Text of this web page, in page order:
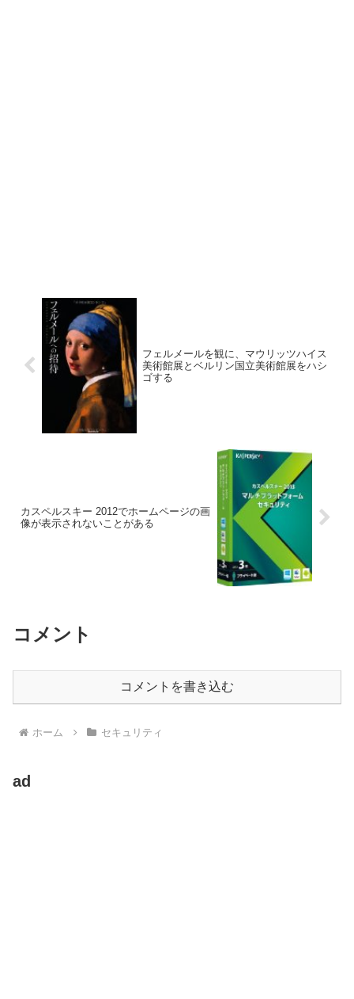
フェルメールを観に、マウリッツハイス
美術館展とベルリン国立美術館展をハシ
ゴする
カスペルスキー 2012でホームページの画
像が表示されないことがある
コメント
コメントを書き込む
ホーム セキュリティ
ad